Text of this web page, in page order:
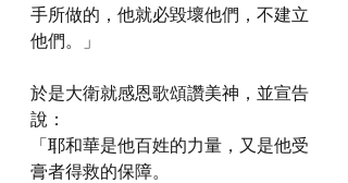
手所做的，他就必毀壞他們，不建立
他們。」
於是大衛就感恩歌頌讚美神，並宣告
說：
「耶和華是他百姓的力量，又是他受
膏者得救的保障。